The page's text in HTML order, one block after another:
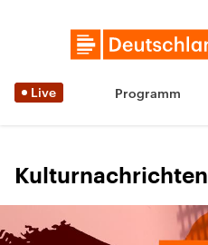
Live Programm
Kulturnachrichten